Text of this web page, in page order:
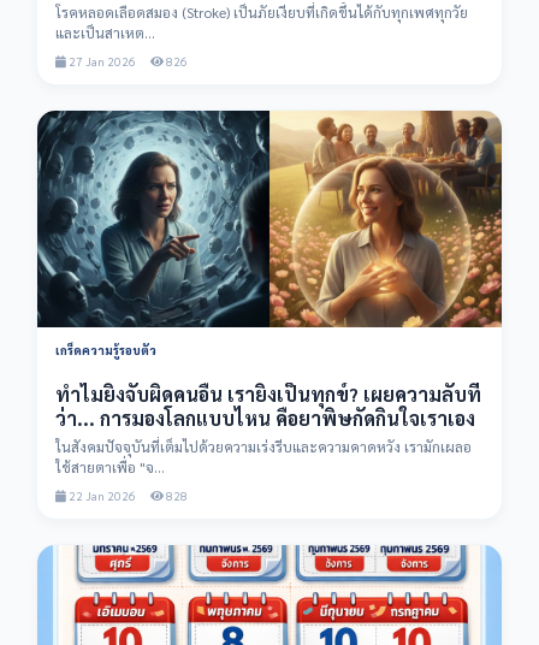
โรคหลอดเลือดสมอง (Stroke) เป็นภัยเงียบที่เกิดขึ้นได้กับทุกเพศทุกวัย
และเป็นสาเหต...
27 Jan 2026 826
เกร็ดความรู้รอบตัว
ทำไมยิ่งจับผิดคนอื่น เรายิ่งเป็นทุกข์? เผยความลับที่
ว่า... การมองโลกแบบไหน คือยาพิษกัดกินใจเราเอง
ในสังคมปัจจุบันที่เต็มไปด้วยความเร่งรีบและความคาดหวัง เรามักเผลอ
ใช้สายตาเพื่อ "จ...
22 Jan 2026 828